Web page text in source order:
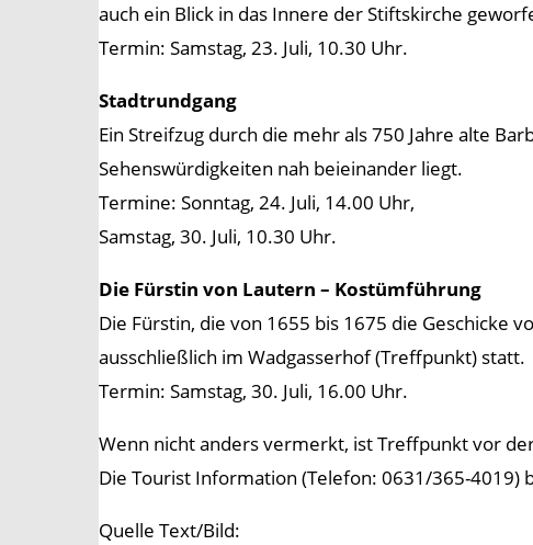
auch ein Blick in das Innere der Stiftskirche
Termin: Samstag, 23. Juli, 10.30 Uhr.
Stadtrundgang
Ein Streifzug durch die mehr als 750 Jahre alte
Sehenswürdigkeiten nah beieinander liegt.
Termine: Sonntag, 24. Juli, 14.00 Uhr,
Samstag, 30. Juli, 10.30 Uhr.
Die Fürstin von Lautern – Kostümführung
Die Fürstin, die von 1655 bis 1675 die Geschicke
ausschließlich im Wadgasserhof (Treffpunkt) statt.
Termin: Samstag, 30. Juli, 16.00 Uhr.
Wenn nicht anders vermerkt, ist Treffpunkt vor
Die Tourist Information (Telefon: 0631/365-4019)
Quelle Text/Bild: